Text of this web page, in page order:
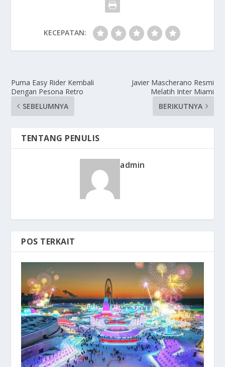
KECEPATAN:
Puma Easy Rider Kembali
Dengan Pesona Retro
SEBELUMNYA
Javier Mascherano Resmi
Melatih Inter Miami
BERIKUTNYA
TENTANG PENULIS
admin
POS TERKAIT